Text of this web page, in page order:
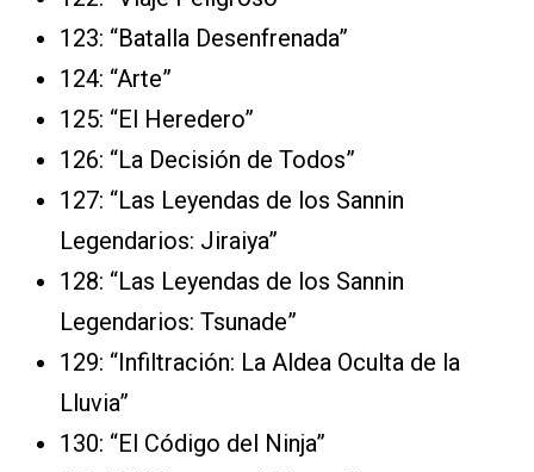
123: “Batalla Desenfrenada”
124: “Arte”
125: “El Heredero”
126: “La Decisión de Todos”
127: “Las Leyendas de los Sannin
Legendarios: Jiraiya”
128: “Las Leyendas de los Sannin
Legendarios: Tsunade”
129: “Infiltración: La Aldea Oculta de la
Lluvia”
130: “El Código del Ninja”